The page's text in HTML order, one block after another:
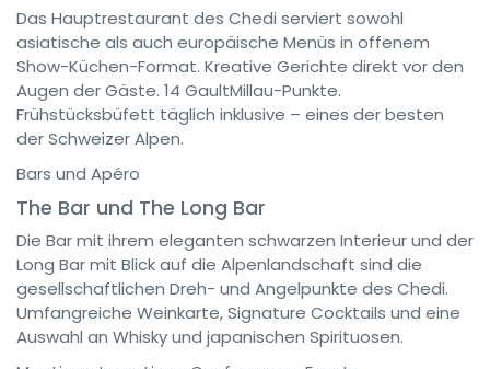
Das Hauptrestaurant des Chedi serviert sowohl
asiatische als auch europäische Menüs in offenem
Show-Küchen-Format. Kreative Gerichte direkt vor den
Augen der Gäste. 14 GaultMillau-Punkte.
Frühstücksbüfett täglich inklusive – eines der besten
der Schweizer Alpen.
Bars und Apéro
The Bar und The Long Bar
Die Bar mit ihrem eleganten schwarzen Interieur und der
Long Bar mit Blick auf die Alpenlandschaft sind die
gesellschaftlichen Dreh- und Angelpunkte des Chedi.
Umfangreiche Weinkarte, Signature Cocktails und eine
Auswahl an Whisky und japanischen Spirituosen.